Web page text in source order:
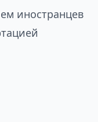
иностранцев